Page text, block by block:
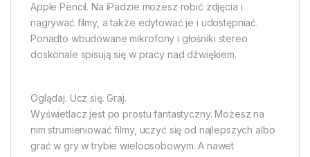
Apple Pencil. Na iPadzie możesz robić zdjęcia i
nagrywać filmy, a także edytować je i udostępniać.
Ponadto wbudowane mikrofony i głośniki stereo
doskonale spisują się w pracy nad dźwiękiem.
Oglądaj. Ucz się. Graj.
Wyświetlacz jest po prostu fantastyczny. Możesz na
nim strumieniować filmy, uczyć się od najlepszych albo
grać w gry w trybie wieloosobowym. A nawet